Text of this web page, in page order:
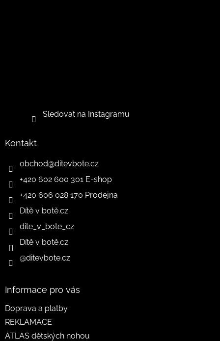
Sledovat na Instagramu
Kontakt
obchod@ditevbote.cz
+420 602 600 301 E-shop
+420 606 028 170 Prodejna
Dítě v botě.cz
dite_v_bote_cz
Dítě v botě.cz
@ditevbote.cz
Informace pro vás
Doprava a platby
REKLAMACE
ATLAS dětských nohou